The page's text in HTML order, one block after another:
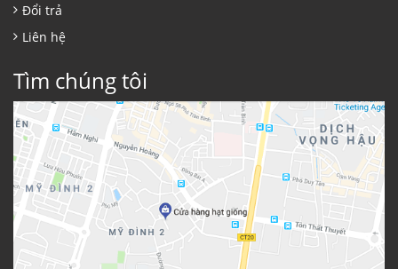
Đổi trả
Liên hệ
Tìm chúng tôi